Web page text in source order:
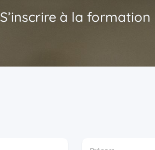
S’inscrire à la formation